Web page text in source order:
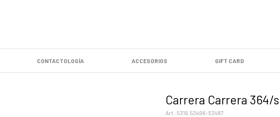
CONTACTOLOGÍA ACCESORIOS GIFT CARD
Carrera Carrera 364/
5316.53496-53487